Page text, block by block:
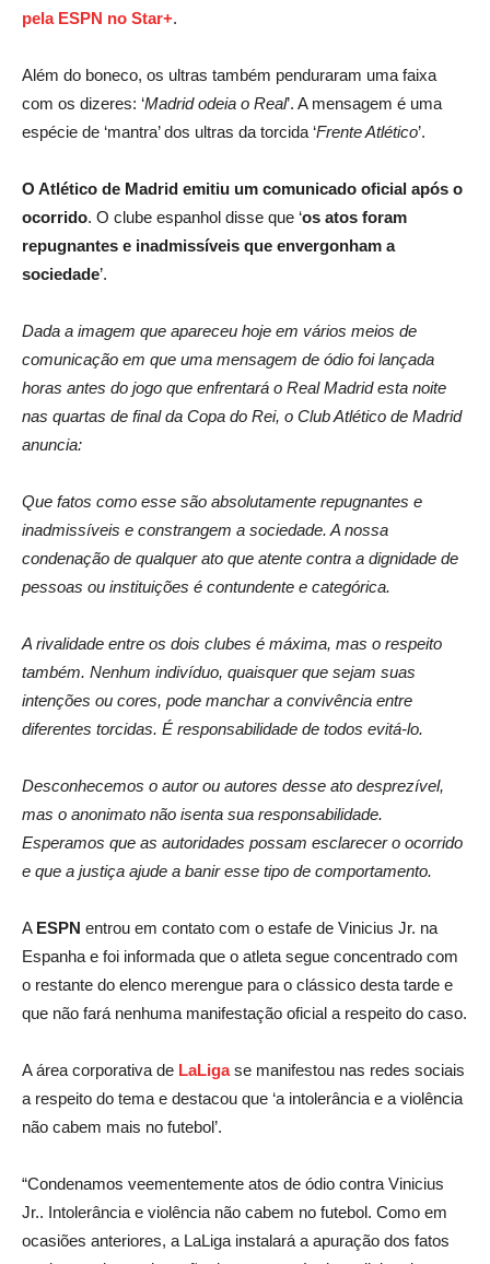
pela ESPN no Star+.
Além do boneco, os ultras também penduraram uma faixa
com os dizeres: ‘Madrid odeia o Real’. A mensagem é uma
espécie de ‘mantra’ dos ultras da torcida ‘Frente Atlético’.
O Atlético de Madrid emitiu um comunicado oficial após o
ocorrido. O clube espanhol disse que ‘os atos foram
repugnantes e inadmissíveis que envergonham a
sociedade’.
Dada a imagem que apareceu hoje em vários meios de
comunicação em que uma mensagem de ódio foi lançada
horas antes do jogo que enfrentará o Real Madrid esta noite
nas quartas de final da Copa do Rei, o Club Atlético de Madrid
anuncia:
Que fatos como esse são absolutamente repugnantes e
inadmissíveis e constrangem a sociedade. A nossa
condenação de qualquer ato que atente contra a dignidade de
pessoas ou instituições é contundente e categórica.
A rivalidade entre os dois clubes é máxima, mas o respeito
também. Nenhum indivíduo, quaisquer que sejam suas
intenções ou cores, pode manchar a convivência entre
diferentes torcidas. É responsabilidade de todos evitá-lo.
Desconhecemos o autor ou autores desse ato desprezível,
mas o anonimato não isenta sua responsabilidade.
Esperamos que as autoridades possam esclarecer o ocorrido
e que a justiça ajude a banir esse tipo de comportamento.
A ESPN entrou em contato com o estafe de Vinicius Jr. na
Espanha e foi informada que o atleta segue concentrado com
o restante do elenco merengue para o clássico desta tarde e
que não fará nenhuma manifestação oficial a respeito do caso.
A área corporativa de LaLigase manifestou nas redes sociais
a respeito do tema e destacou que ‘a intolerância e a violência
não cabem mais no futebol’.
“Condenamos veementemente atos de ódio contra Vinicius
Jr.. Intolerância e violência não cabem no futebol. Como em
ocasiões anteriores, a LaLiga instalará a apuração dos fatos